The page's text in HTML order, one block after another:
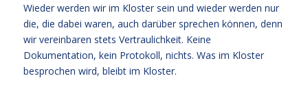
Wieder werden wir im Kloster sein und wieder werden nur
die, die dabei waren, auch darüber sprechen können, denn
wir vereinbaren stets Vertraulichkeit. Keine
Dokumentation, kein Protokoll, nichts. Was im Kloster
besprochen wird, bleibt im Kloster.